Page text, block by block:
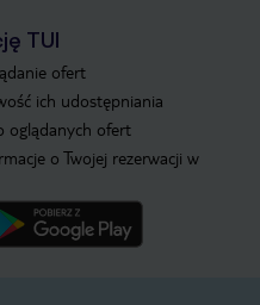
TUI
ofert
ich udostępniania
oglądanych ofert
o Twojej rezerwacji w